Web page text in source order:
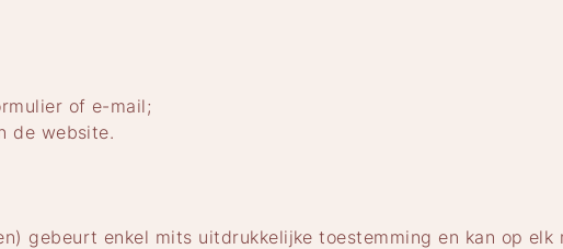
of e-mail;
de website.
gebeurt enkel mits uitdrukkelijke toestemming en kan op elk